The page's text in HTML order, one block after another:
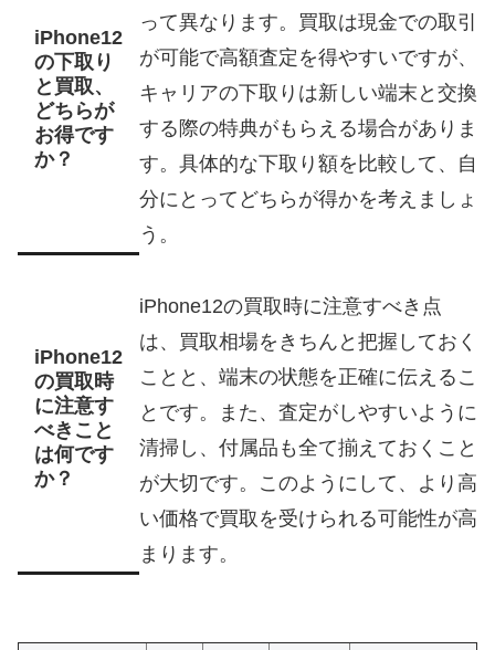
iPhone12
の下取り
と買取、
どちらが
お得です
か？
って異なります。買取は現金での取引
が可能で高額査定を得やすいですが、
キャリアの下取りは新しい端末と交換
する際の特典がもらえる場合がありま
す。具体的な下取り額を比較して、自
分にとってどちらが得かを考えましょ
う。
iPhone12
の買取時
に注意す
べきこと
は何です
か？
iPhone12の買取時に注意すべき点
は、買取相場をきちんと把握しておく
ことと、端末の状態を正確に伝えるこ
とです。また、査定がしやすいように
清掃し、付属品も全て揃えておくこと
が大切です。このようにして、より高
い価格で買取を受けられる可能性が高
まります。